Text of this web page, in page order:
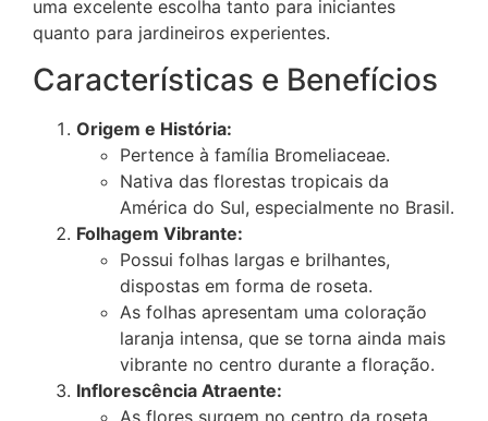
uma excelente escolha tanto para iniciantes
quanto para jardineiros experientes.
Características e Benefícios
Origem e História:
Pertence à família Bromeliaceae.
Nativa das florestas tropicais da
América do Sul, especialmente no Brasil.
Folhagem Vibrante:
Possui folhas largas e brilhantes,
dispostas em forma de roseta.
As folhas apresentam uma coloração
laranja intensa, que se torna ainda mais
vibrante no centro durante a floração.
Inflorescência Atraente:
As flores surgem no centro da roseta,